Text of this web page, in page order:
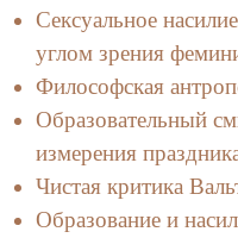
Сексуальное
углом зрения
Философская
Образовательный
измерения
Чистая критика
Образование и